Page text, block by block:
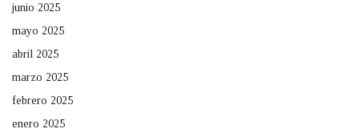
junio 2025
mayo 2025
abril 2025
marzo 2025
febrero 2025
enero 2025